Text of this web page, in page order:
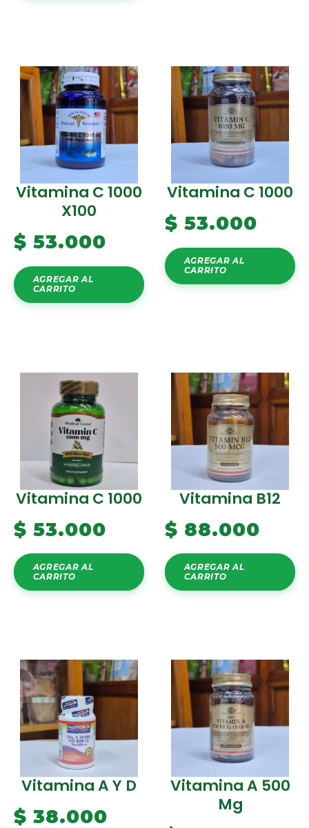
Vitamina C 1000
X100
$ 53.000
AGREGAR AL
CARRITO
Vitamina C 1000
$ 53.000
AGREGAR AL
CARRITO
Vitamina C 1000
$ 53.000
AGREGAR AL
CARRITO
Vitamina B12
$ 88.000
AGREGAR AL
CARRITO
Vitamina A Y D
$ 38.000
Vitamina A 500
Mg